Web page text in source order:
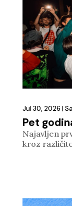
Pet
Jul 30, 2026 |
Najavljen
kroz